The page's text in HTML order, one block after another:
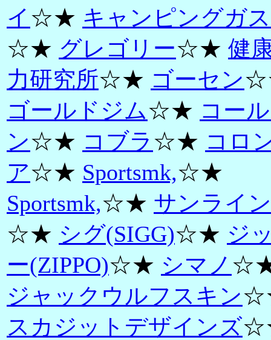
イ ☆★ キャンピングガス
☆★ グレゴリー☆★ 健
力研究所☆★ ゴーセン
ゴールドジム☆★ コー
ン☆★ コブラ ☆★ コロ
ア☆★ Sportsmk,☆★
Sportsmk,☆★ サンライン
☆★ シグ(SIGG)☆★ ジ
ー(ZIPPO)☆★ シマノ
ジャックウルフスキン
スカジットデザインズ